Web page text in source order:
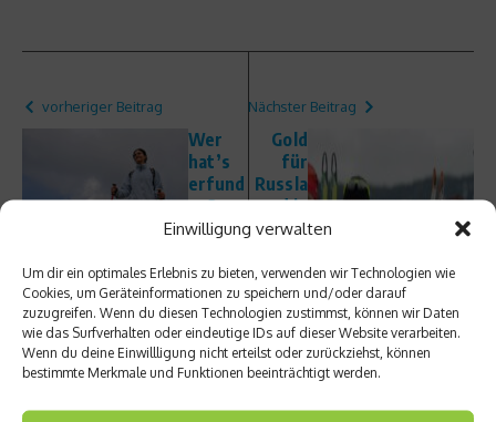
Einwilligung verwalten
Um dir ein optimales Erlebnis zu bieten, verwenden wir Technologien wie
Cookies, um Geräteinformationen zu speichern und/oder darauf
zuzugreifen. Wenn du diesen Technologien zustimmst, können wir Daten
wie das Surfverhalten oder eindeutige IDs auf dieser Website verarbeiten.
Wenn du deine Einwillligung nicht erteilst oder zurückziehst, können
bestimmte Merkmale und Funktionen beeinträchtigt werden.
vorheriger Beitrag
Wer
hat’s
erfund
en?
Nordic
g
Nächster Beitrag
Gold
für
Russla
nd in
der
,
deutsc
hes
Quarte
tt holt
Bronze